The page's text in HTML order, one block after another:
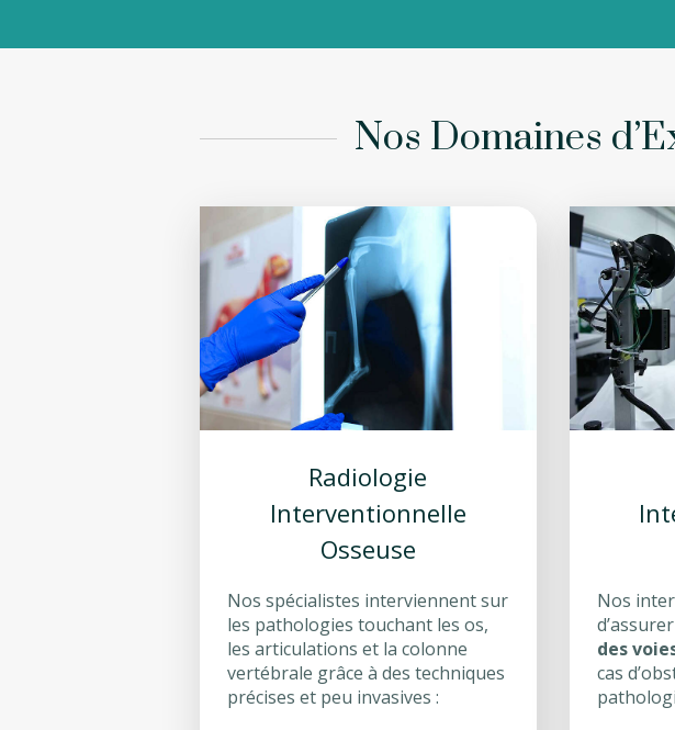
Nos Domaines
Radiologie
Interventionnelle
Osseuse
Nos spécialistes interviennent sur
les pathologies touchant les os,
les articulations et la colonne
vertébrale grâce à des techniques
précises et peu invasives :
Nos
des
cas